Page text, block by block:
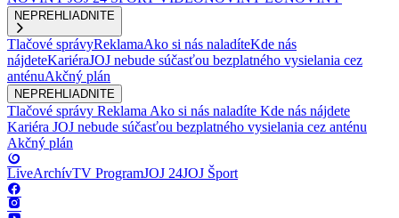
NEPREHLIADNITE
Tlačové správyReklamaAko si nás naladíteKde nás
nájdeteKariéraJOJ nebude súčasťou bezplatného vysielania cez
anténuAkčný plán
NEPREHLIADNITE
Tlačové správy Reklama Ako si nás naladíte Kde nás nájdete
Kariéra JOJ nebude súčasťou bezplatného vysielania cez anténu
Akčný plán
LiveArchívTV ProgramJOJ 24JOJ Šport